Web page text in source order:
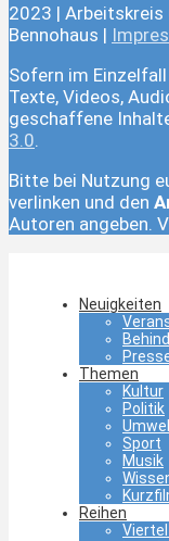
2023 | Arbeitskreis
Bennohaus |
Sofern im
Texte, Videos,
geschaffene
3.0.
Bitte bei Nutzung
verlinken und den
Autoren angeben.
Neuigkeiten
Themen
Kultur
Politik
Sport
Musik
Reihen